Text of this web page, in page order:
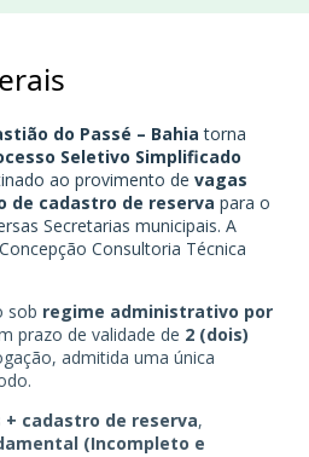
do Passé – Bahia torna
Seletivo Simplificado
ao provimento de vagas
de cadastro de reserva para o
Secretarias municipais. A
Consultoria Técnica
sob regime administrativo por
prazo de validade de 2 (dois)
admitida uma única
+ cadastro de reserva,
(Incompleto e